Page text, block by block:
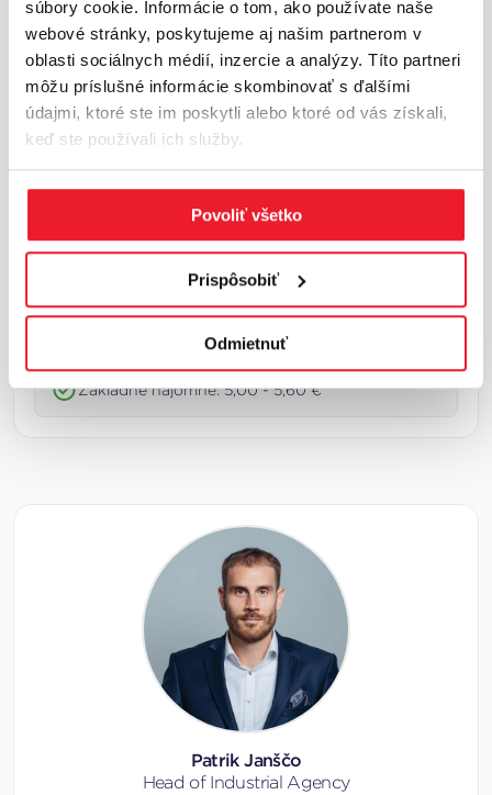
súbory cookie. Informácie o tom, ako používate naše
webové stránky, poskytujeme aj našim partnerom v
oblasti sociálnych médií, inzercie a analýzy. Títo partneri
môžu príslušné informácie skombinovať s ďalšími
údajmi, ktoré ste im poskytli alebo ktoré od vás získali,
keď ste používali ich služby.
Povoliť všetko
Prispôsobiť
Odmietnuť
Región sa nachádza na križovatke hlavných
európskych dopravných koridorov a poskytuje
priame napojenie na Rakúsko, Česko a
Maďarsko.Kľúčové industriálne zóny sa nachá...
Viac o lokalite
Základné trhové ukazovatele
Celková plocha: 1 932 100 m²
Miera neobsadenosti: 5,9 %
V procese výstavby: 131 200 m²
Základné nájomné: 5,00 - 5,60 €
Patrik Janščo
Head of Industrial Agency